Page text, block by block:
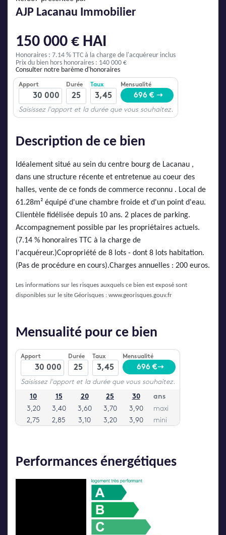
AJP Actualités
Service Qualité Clients
AJP Lacanau Immobilier
150 000 € HAI
Honoraires : 7.14 % TTC à la charge de l'acquéreur inclus
Prix du bien hors honoraires : 140 000 €
Consulter notre barème d'honoraires
Description de ce bien
Idéalement situé au sein du centre bourg de Lacanau ,
dans une structure récente et entretenue au coeur des
halles, vente de ce fonds de commerce reconnu . Local de
61.28m² équipé d'une chambre froide et d'un point d'eau.
Clientèle fidélisée depuis 10 ans. 2 places de parking.
Accompagnement possible par les propriétaires actuels.
(7.14 % honoraires TTC à la charge de
l'acquéreur.)Copropriété de 8 lots - dont 8 lots habitation.
(Pas de procédure en cours).Charges annuelles : 200 euros.
Les informations sur les risques auxquels ce bien est exposé sont
disponibles sur le site Géorisques : www.georisques.gouv.fr
Performances énergétiques
Mensualité pour ce bien